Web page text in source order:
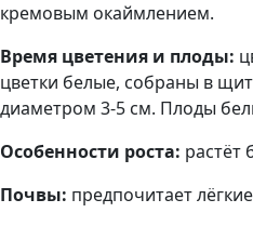
кремовым окаймлением.
Время цветения и плоды:
цветки белые, собраны в
диаметром 3-5 см. Плоды
Особенности роста: растёт
Почвы: предпочитает